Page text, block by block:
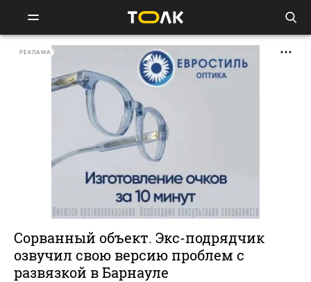
РЕКЛАМА
Сорванный объект. Экс-подрядчик
озвучил свою версию проблем с
развязкой в Барнауле